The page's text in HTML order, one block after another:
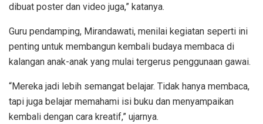
dibuat poster dan video juga,” katanya.
Guru pendamping, Mirandawati, menilai kegiatan seperti ini
penting untuk membangun kembali budaya membaca di
kalangan anak-anak yang mulai tergerus penggunaan gawai.
“Mereka jadi lebih semangat belajar. Tidak hanya membaca,
tapi juga belajar memahami isi buku dan menyampaikan
kembali dengan cara kreatif,” ujarnya.